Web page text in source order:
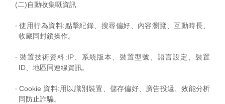
(二)自動收集嘅資訊
‧ 使用行為資料:點擊紀錄、搜尋偏好、內容瀏覽、互動時長、
收藏同封鎖操作。
‧ 裝置技術資料:IP、系統版本、裝置型號、語言設定、裝置
ID、地區同連線資訊。
‧ Cookie 資料:用以識別裝置、儲存偏好、廣告投遞、效能分析
同防止詐騙。